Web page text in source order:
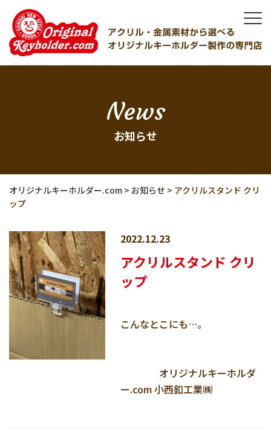
News
お知らせ
オリジナルキーホルダー.com > お知らせ > アクリルスタンド クリ
ップ
2022.12.23
アクリルスタンド クリ
ップ
こんなとこにも…。
オリジナルキーホルダ
ー.com 小西釦工業㈱